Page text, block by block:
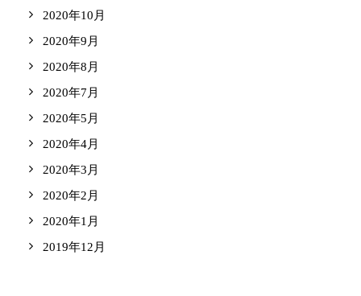
2020年10月
2020年9月
2020年8月
2020年7月
2020年5月
2020年4月
2020年3月
2020年2月
2020年1月
2019年12月